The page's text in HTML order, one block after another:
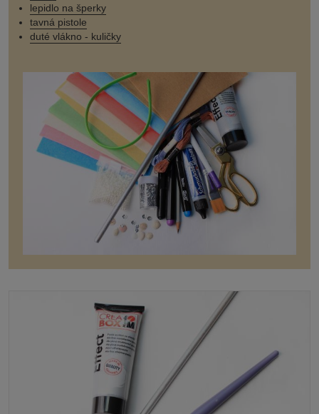
lepidlo na šperky
tavná pistole
duté vlákno - kuličky